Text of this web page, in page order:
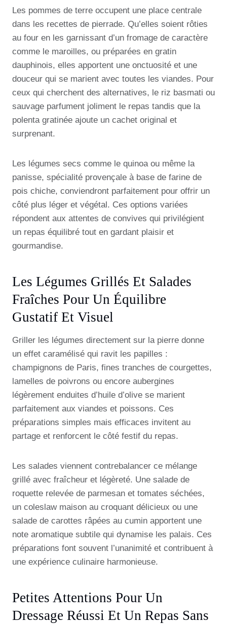
Les pommes de terre occupent une place centrale
dans les recettes de pierrade. Qu’elles soient rôties
au four en les garnissant d’un fromage de caractère
comme le maroilles, ou préparées en gratin
dauphinois, elles apportent une onctuosité et une
douceur qui se marient avec toutes les viandes. Pour
ceux qui cherchent des alternatives, le riz basmati ou
sauvage parfument joliment le repas tandis que la
polenta gratinée ajoute un cachet original et
surprenant.
Les légumes secs comme le quinoa ou même la
panisse, spécialité provençale à base de farine de
pois chiche, conviendront parfaitement pour offrir un
côté plus léger et végétal. Ces options variées
répondent aux attentes de convives qui privilégient
un repas équilibré tout en gardant plaisir et
gourmandise.
Les Légumes Grillés Et Salades
Fraîches Pour Un Équilibre
Gustatif Et Visuel
Griller les légumes directement sur la pierre donne
un effet caramélisé qui ravit les papilles :
champignons de Paris, fines tranches de courgettes,
lamelles de poivrons ou encore aubergines
légèrement enduites d’huile d’olive se marient
parfaitement aux viandes et poissons. Ces
préparations simples mais efficaces invitent au
partage et renforcent le côté festif du repas.
Les salades viennent contrebalancer ce mélange
grillé avec fraîcheur et légèreté. Une salade de
roquette relevée de parmesan et tomates séchées,
un coleslaw maison au croquant délicieux ou une
salade de carottes râpées au cumin apportent une
note aromatique subtile qui dynamise les palais. Ces
préparations font souvent l’unanimité et contribuent à
une expérience culinaire harmonieuse.
Petites Attentions Pour Un
Dressage Réussi Et Un Repas Sans